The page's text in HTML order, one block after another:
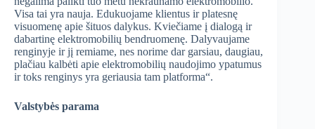
Visa tai yra nauja. Edukuojame klientus ir platesnę
visuomenę apie šituos dalykus. Kviečiame į dialogą ir
dabartinę elektromobilių bendruomenę. Dalyvaujame
renginyje ir jį remiame, nes norime dar garsiau, daugiau,
plačiau kalbėti apie elektromobilių naudojimo ypatumus
ir toks renginys yra geriausia tam platforma“.
Valstybės parama